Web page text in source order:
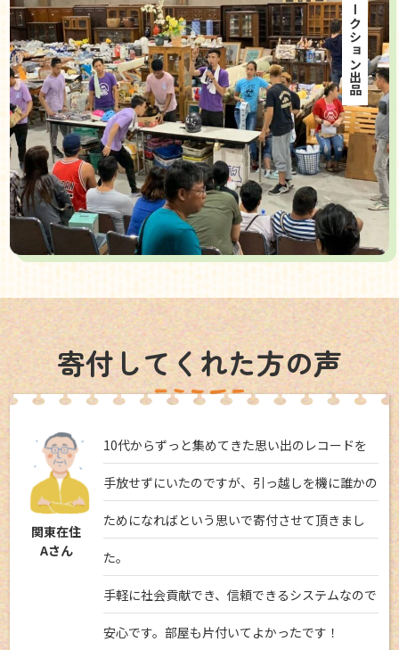
海外オークション出品
寄付してくれた方の声
関東在住
Aさん
10代からずっと集めてきた思い出のレコードを
手放せずにいたのですが、引っ越しを機に誰かの
ためになればという思いで寄付させて頂きまし
た。
手軽に社会貢献でき、信頼できるシステムなので
安心です。部屋も片付いてよかったです！